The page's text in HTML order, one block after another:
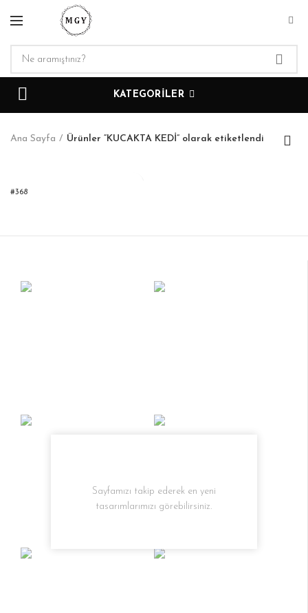
KATEGORILER
Ana Sayfa Ürünler “KUCAKTA KEDİ” olarak etiketlendi
#368
Sayfamızı takip ederek en yeni
tasarımlarımızı görebilirsiniz.